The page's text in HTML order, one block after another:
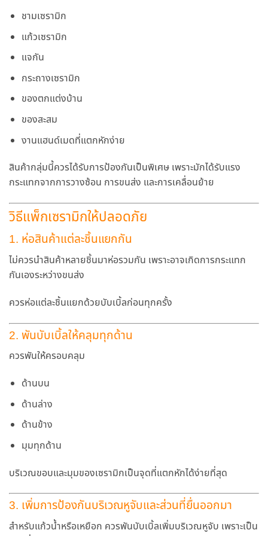
ชามเซรามิก
แก้วเซรามิก
แจกัน
กระถางเซรามิก
ของตกแต่งบ้าน
ของสะสม
งานแฮนด์เมดที่แตกหักง่าย
สินค้ากลุ่มนี้ควรได้รับการป้องกันเป็นพิเศษ เพราะมักได้รับแรง
กระแทกจากการวางซ้อน การขนส่ง และการเคลื่อนย้าย
วิธีแพ็กเซรามิกให้ปลอดภัย
1. ห่อสินค้าแต่ละชิ้นแยกกัน
ไม่ควรนำสินค้าหลายชิ้นมาห่อรวมกัน เพราะอาจเกิดการกระแทก
กันเองระหว่างขนส่ง
ควรห่อแต่ละชิ้นแยกด้วยบับเบิ้ลก่อนทุกครั้ง
2. พันบับเบิ้ลให้คลุมทุกด้าน
ควรพันให้ครอบคลุม
ด้านบน
ด้านล่าง
ด้านข้าง
มุมทุกด้าน
บริเวณขอบและมุมของเซรามิกเป็นจุดที่แตกหักได้ง่ายที่สุด
3. เพิ่มการป้องกันบริเวณหูจับและส่วนที่ยื่นออกมา
สำหรับแก้วน้ำหรือเหยือก ควรพันบับเบิ้ลเพิ่มบริเวณหูจับ เพราะเป็น